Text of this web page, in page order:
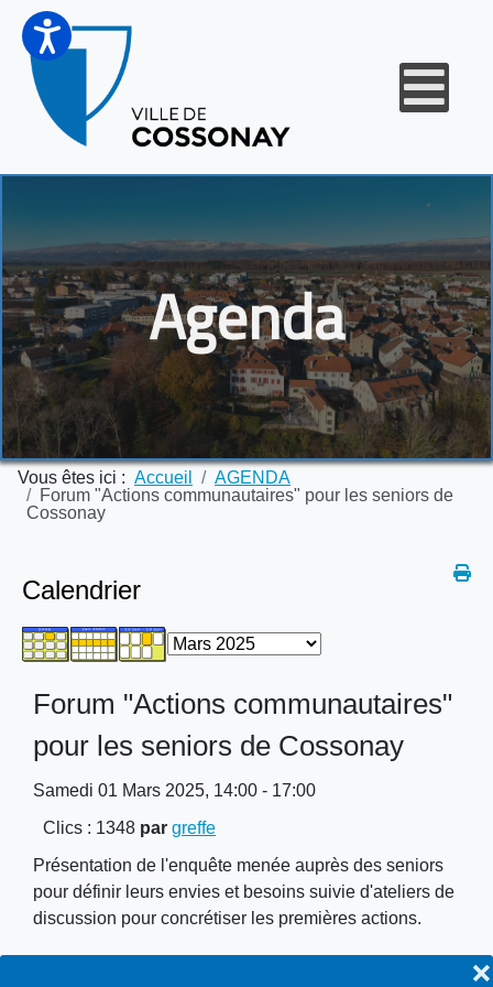
❌
Agenda
Vous êtes ici : Accueil
AGENDA
Forum "Actions communautaires" pour les seniors de
Cossonay
Calendrier
Forum "Actions communautaires"
pour les seniors de Cossonay
Samedi 01 Mars 2025, 14:00 - 17:00
Clics : 1348 pargreffe
Présentation de l'enquête menée auprès des seniors
pour définir leurs envies et besoins suivie d'ateliers de
discussion pour concrétiser les premières actions.